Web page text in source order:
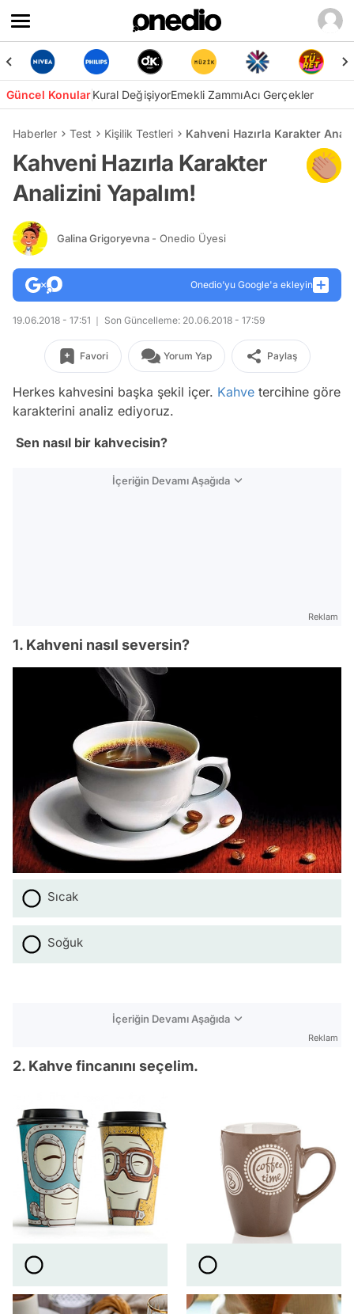
Güncel KonularKural DeğişiyorEmekli ZammıAcı Gerçekler
Haberler Test Kişilik Testleri Kahveni Hazırla Karakter
Kahveni Hazırla Karakter
Analizini Yapalım!
Galina Grigoryevna - Onedio Üyesi
Onedio’yu Google'a ekleyin
19.06.2018 - 17:51 Son Güncelleme: 20.06.2018 - 17:59
Favori Yorum Yap Paylaş
Herkes kahvesini başka şekil içer. Kahve tercihine göre
karakterini analiz ediyoruz.
Sen nasıl bir kahvecisin?
İçeriğin Devamı Aşağıda
Reklam
1. Kahveni nasıl seversin?
Sıcak
Soğuk
İçeriğin Devamı Aşağıda
Reklam
2. Kahve fincanını seçelim.